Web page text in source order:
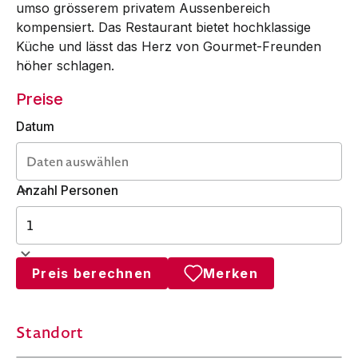
umso grösserem privatem Aussenbereich
kompensiert. Das Restaurant bietet hochklassige
Küche und lässt das Herz von Gourmet-Freunden
höher schlagen.
Preise
Datum
Anzahl Personen
Preis berechnen Merken
Standort